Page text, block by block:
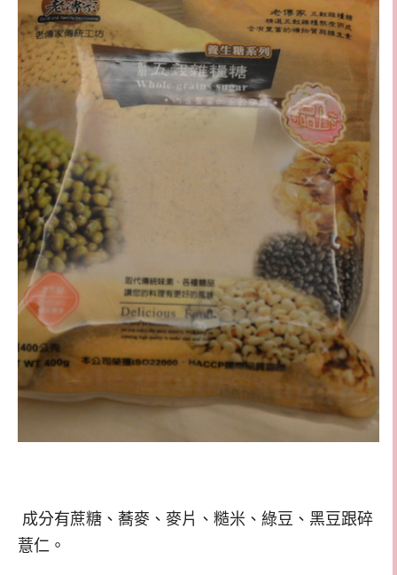
成分有蔗糖、蕎麥、麥片、糙米、綠豆、黑豆跟碎
薏仁。